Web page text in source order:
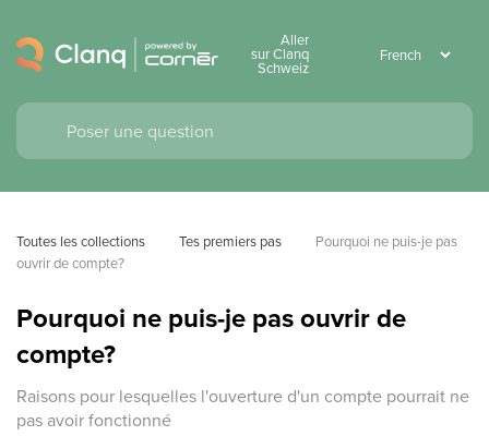
Aller
sur Clanq
Schweiz
Toutes les collections Tes premiers pas
Pourquoi ne puis-je pas
ouvrir de compte?
Pourquoi ne puis-je pas ouvrir de
compte?
Raisons pour lesquelles l'ouverture d'un compte pourrait ne
pas avoir fonctionné